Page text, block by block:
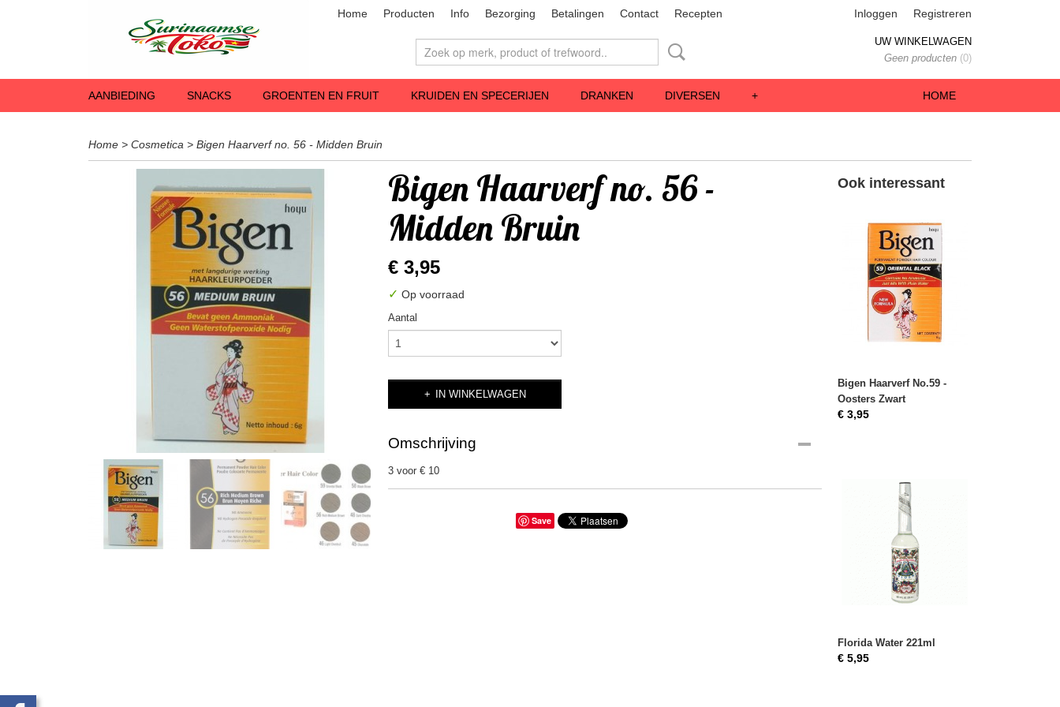
Home Producten Info Bezorging Betalingen Contact Recepten Inloggen Registreren
UW WINKELWAGEN
Geen producten (0)
HOME
AANBIEDING SNACKS GROENTEN EN FRUIT KRUIDEN EN SPECERIJEN DRANKEN DIVERSEN +
Home > Cosmetica > Bigen Haarverf no. 56 - Midden Bruin
Bigen Haarverf no. 56 -
Midden Bruin
€ 3,95
✓ Op voorraad
Aantal
IN WINKELWAGEN
Omschrijving
3 voor € 10
Save
Ook interessant
Bigen Haarverf No.59 -
Oosters Zwart
€ 3,95
Florida Water 221ml
€ 5,95